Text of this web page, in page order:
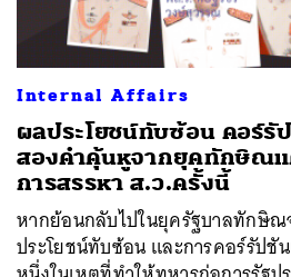
Internal Affairs
ผลประโยชน์ทับซ้อน คอร์รั
สองคำคุ้นหูจากยุคทักษิณแ
การสรรหา ส.ว.ครั้งนี้
หากย้อนกลับไปในยุครัฐบาลทักษิณ
ประโยชน์ทับซ้อน และการคอร์รัปชั